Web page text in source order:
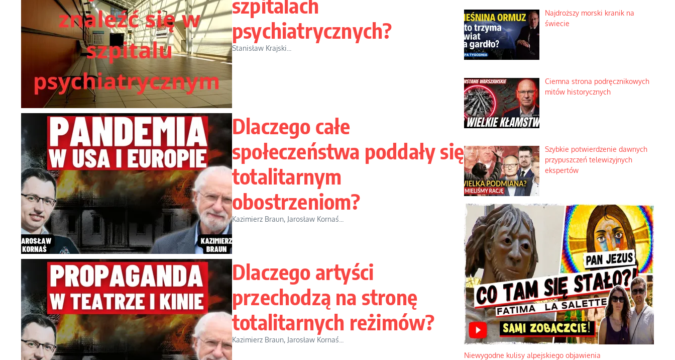
psychiatrycznych?
Stanisław Krajski...
Dlaczego całe
społeczeństwa poddały się
totalitarnym
obostrzeniom?
Kazimierz Braun, Jarosław Kornaś...
Dlaczego artyści
przechodzą na stronę
totalitarnych reżimów?
Kazimierz Braun, Jarosław Kornaś...
Najdroższy morski kranik na
świecie
Ciemna strona podręcznikowych
mitów historycznych
Szybkie potwierdzenie dawnych
przypuszczeń telewizyjnych
ekspertów
Niewygodne kulisy alpejskiego objawienia